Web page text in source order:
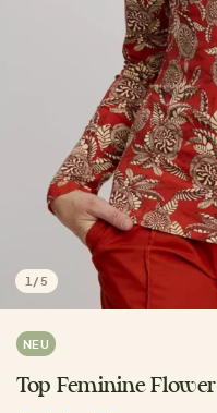
1 /5
NEU
Top Feminine Flower